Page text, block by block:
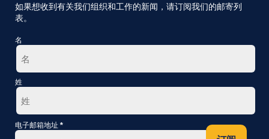
如果想收到有关我们组织和工作的新闻，请订阅我们的邮寄列
表。
名
第
姓
最
后
电子邮箱地址 *